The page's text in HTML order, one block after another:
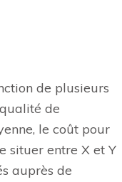
de plusieurs
de
le coût pour
situer entre X et Y
auprès de